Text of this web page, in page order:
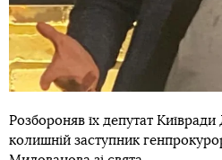
Розбороняв їх депутат
колишній заступник